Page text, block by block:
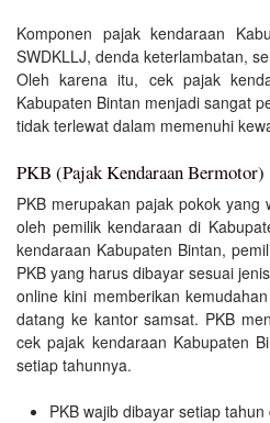
Komponen pajak kendaraan
SWDKLLJ, denda keterlambatan,
Oleh karena itu, cek pajak
Kabupaten Bintan menjadi sangat
tidak terlewat dalam memenuhi
PKB (Pajak Kendaraan Bermotor)
PKB merupakan pajak pokok yang
oleh pemilik kendaraan di
kendaraan Kabupaten Bintan,
PKB yang harus dibayar sesuai
online kini memberikan
datang ke kantor samsat. PKB
cek pajak kendaraan Kabupaten
setiap tahunnya.
PKB wajib dibayar setiap